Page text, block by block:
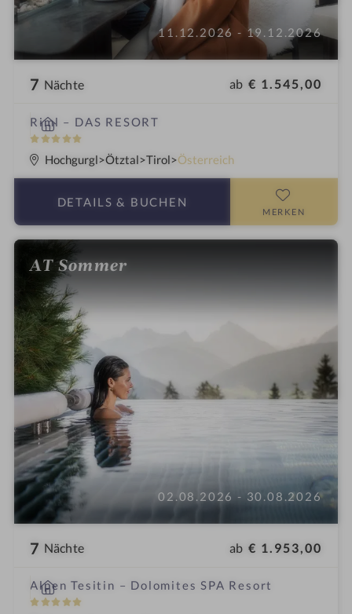
11.12.2026 - 19.12.2026
7 Nächte ab € 1.545,00
Riml – DAS RESORT
5
S
t
n
W
e
l
l
s
h
t
e
l
i
n
Hochgurgl Ötztal Tirol Österreich
DETAILS & BUCHEN
MERKEN
AT Sommer
02.08.2026 - 30.08.2026
7 Nächte ab € 1.953,00
Alpen Tesitin – Dolomites SPA Resort
5
i
n